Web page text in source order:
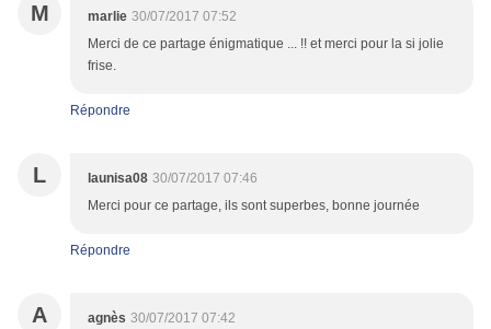
M marlie 30/07/2017 07:52
Merci de ce partage énigmatique ... !! et merci pour la si jolie
frise.
Répondre
L launisa08 30/07/2017 07:46
Merci pour ce partage, ils sont superbes, bonne journée
Répondre
A agnès 30/07/2017 07:42